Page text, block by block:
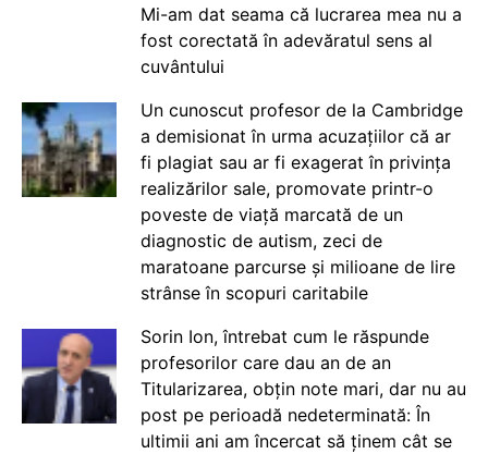
Mi-am dat seama că lucrarea mea nu a
fost corectată în adevăratul sens al
cuvântului
Un cunoscut profesor de la Cambridge
a demisionat în urma acuzațiilor că ar
fi plagiat sau ar fi exagerat în privința
realizărilor sale, promovate printr-o
poveste de viață marcată de un
diagnostic de autism, zeci de
maratoane parcurse și milioane de lire
strânse în scopuri caritabile
Sorin Ion, întrebat cum le răspunde
profesorilor care dau an de an
Titularizarea, obțin note mari, dar nu au
post pe perioadă nedeterminată: În
ultimii ani am încercat să ținem cât se